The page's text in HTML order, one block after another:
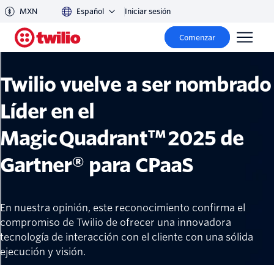
MXN Español Iniciar sesión
Comenzar
Twilio vuelve a ser nombrado
Líder en el
Magic Quadrant™ 2025 de
Gartner® para CPaaS
En nuestra opinión, este reconocimiento confirma el
compromiso de Twilio de ofrecer una innovadora
tecnología de interacción con el cliente con una sólida
ejecución y visión.